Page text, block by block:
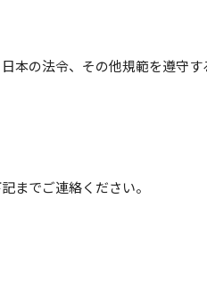
本の法令、その他規範を遵守
までご連絡ください。